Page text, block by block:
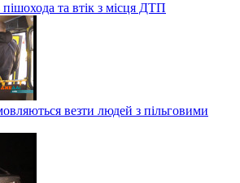
та втік з місця ДТП
везти людей з пільговими